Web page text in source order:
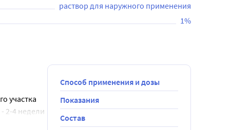
раствор для наружного применения
1%
участка
2-4 недели
Способ применения и дозы
Показания
Состав